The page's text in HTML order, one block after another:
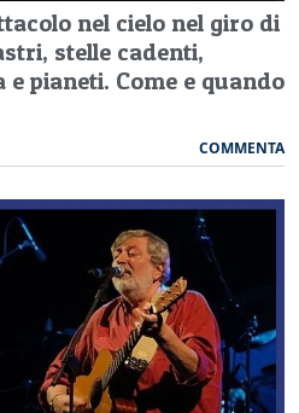
nel cielo nel giro di
stelle cadenti,
pianeti. Come e quando
COMMENTA